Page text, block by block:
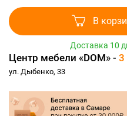
В
Доставка 10
Центр мебели «DOM» - 3
ул. Дыбенко, 33